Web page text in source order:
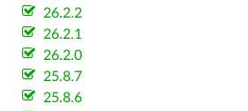
26.2.2
26.2.1
26.2.0
25.8.7
25.8.6